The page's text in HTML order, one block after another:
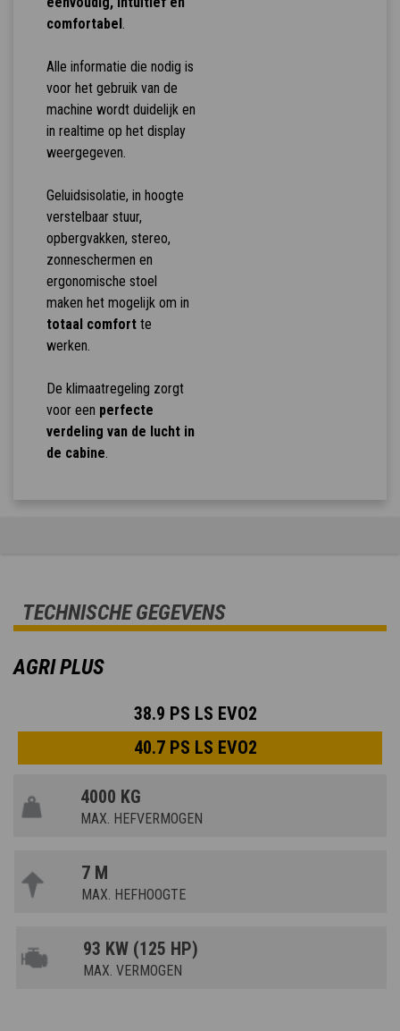
comfortabel .
Alle informatie die nodig is
voor het gebruik van de
machine wordt duidelijk en
in realtime op het display
weergegeven.
Geluidsisolatie, in hoogte
verstelbaar stuur,
opbergvakken, stereo,
zonneschermen en
ergonomische stoel
maken het mogelijk om in
totaal comfortte
werken.
De klimaatregeling zorgt
voor een perfecte
verdeling van de lucht in
de cabine.
TECHNISCHE GEGEVENS
AGRI PLUS
38.9 PS LS EVO2
40.7 PS LS EVO2
4000 KG
MAX. HEFVERMOGEN
7 M
MAX. HEFHOOGTE
93 KW (125 HP)
MAX. VERMOGEN